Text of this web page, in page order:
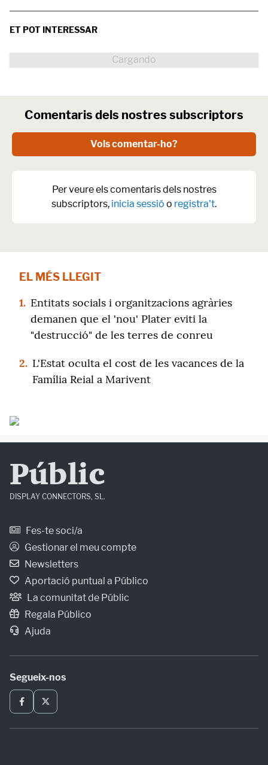
ET POT INTERESSAR
Comentaris dels nostres subscriptors
Vols comentar-ho?
Per veure els comentaris dels nostres
subscriptors, inicia sessió o registra't.
EL MÉS LLEGIT
1. Entitats socials i organitzacions agràries
demanen que el 'nou' Plater eviti la
"destrucció" de les terres de conreu
2. L'Estat oculta el cost de les vacances de la
Família Reial a Marivent
Públic
DISPLAY CONNECTORS, SL.
Fes-te soci/a
Gestionar el meu compte
Newsletters
Aportació puntual a Público
La comunitat de Públic
Regala Público
Ajuda
Segueix-nos